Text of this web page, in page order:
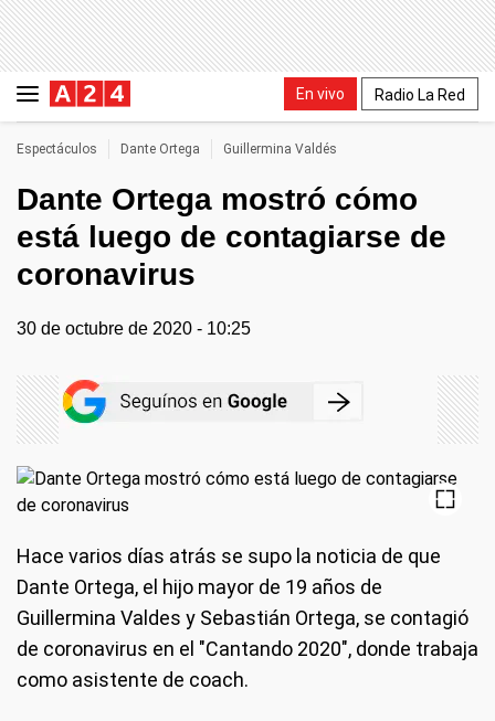
En vivo Radio La Red
Espectáculos Dante Ortega Guillermina Valdés
Dante Ortega mostró cómo
está luego de contagiarse de
coronavirus
30 de octubre de 2020 - 10:25
Hace varios días atrás se supo la noticia de que
Dante Ortega, el hijo mayor de 19 años de
Guillermina Valdes y Sebastián Ortega, se contagió
de coronavirus en el "Cantando 2020", donde trabaja
como asistente de coach.